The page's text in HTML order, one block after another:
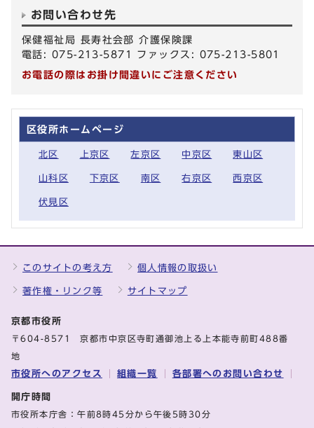
お問い合わせ先
保健福祉局 長寿社会部 介護保険課
電話: 075-213-5871 ファックス: 075-213-5801
お電話の際はお掛け間違いにご注意ください
区役所ホームページ
北区 上京区 左京区 中京区 東山区
山科区 下京区 南区 右京区 西京区
伏見区
このサイトの考え方 個人情報の取扱い
著作権・リンク等 サイトマップ
京都市役所
〒604-8571 京都市中京区寺町通御池上る上本能寺前町488番
地
市役所へのアクセス 組織一覧 各部署へのお問い合わせ
開庁時間
市役所本庁舎：午前8時45分から午後5時30分